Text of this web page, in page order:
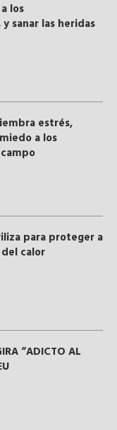
los
sanar las heridas
estrés,
a los
para proteger a
calor
“ADICTO AL